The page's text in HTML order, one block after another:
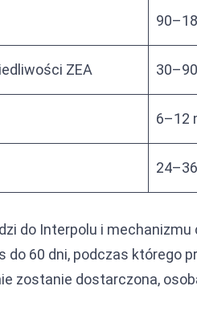
ZEA
6–12
do Interpolu i
do 60 dni, podczas którego
zostanie dostarczona,